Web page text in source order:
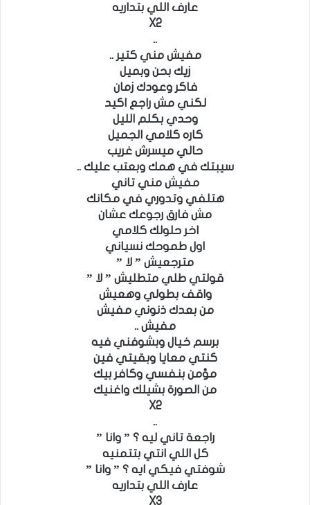
عارف اللي بتداريه
X2
..
مفيش مني كتير ..
زيك بحن وبميل
فاكر وعودك زمان
لكني مش راجع اكيد
وحدي بكلم الليل
كاره كلامي الجميل
حالي ميسرش غريب
سيبتك في همك وبعتب عليك ..
مفيش مني تاني
هتلفي وتدوري في مكانك
مش فارق رجوعك عشان
اخر حلولك كلامي
اول طموحك نسياني
مترجعيش ” لا ”
قولتي طلي متطليش ” لا ”
واقف بطولي وهعيش
من بعدك ذنوني مفيش
مفيش ..
برسم خيال وبشوفني فيه
كنتي معايا وبقيتي فين
مؤمن بنفسي وكافر بيك
من الصورة بشيلك واغنيك
X2
..
راجعة تاني ليه ؟ ” وانا ”
كل اللي انتي بتتمنيه
شوفتي فيكي ايه ؟ ” وانا ”
عارف اللي بتداريه
X3